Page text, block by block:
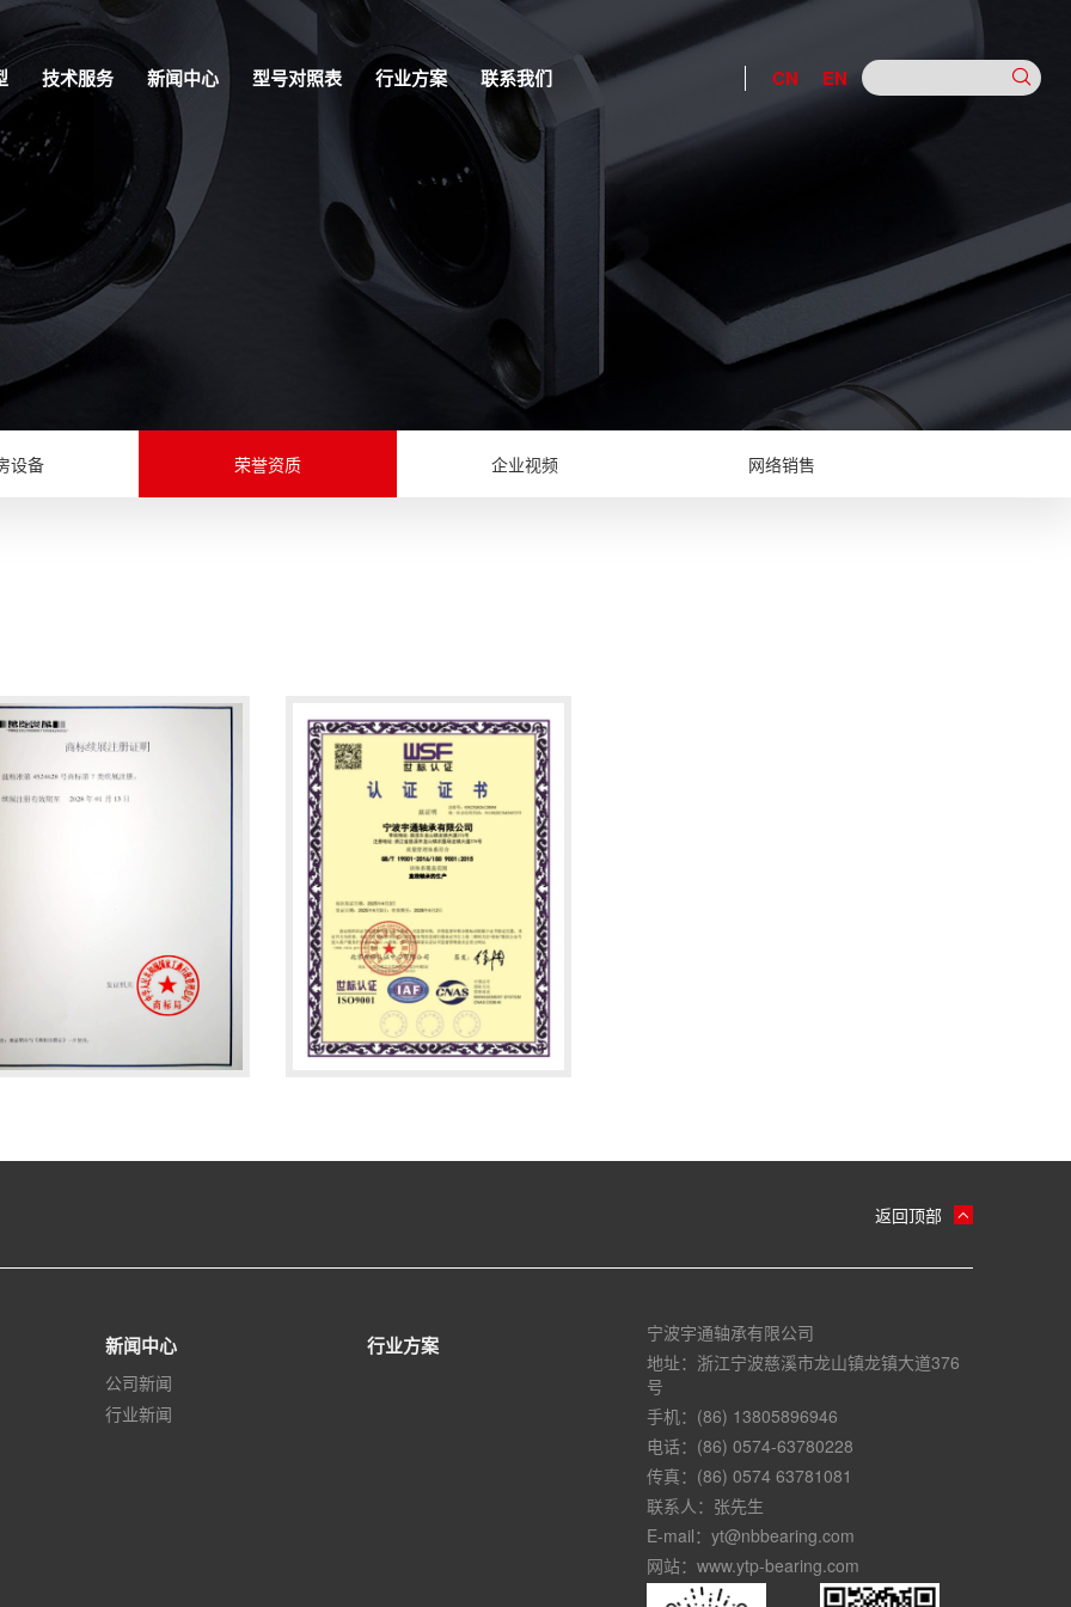
技术服务 新闻中心 型号对照表 行业方案 联系我们 CN EN
设备 荣誉资质 企业视频 网络销售
返回顶部
新闻中心
公司新闻
行业新闻
行业方案
宁波宇通轴承有限公司
地址：浙江宁波慈溪市龙山镇龙镇大道376
号
手机：(86) 13805896946
电话：(86) 0574-63780228
传真：(86) 0574 63781081
联系人：张先生
E-mail：yt@nbbearing.com
网站：www.ytp-bearing.com